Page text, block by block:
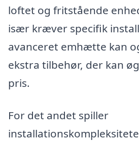
loftet og fritstående
især kræver specifik
avanceret emhætte kan
ekstra tilbehør, der kan
pris.
For det andet spiller